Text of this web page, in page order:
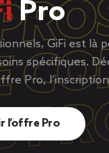
Pro
GiFi est là
spécifiques.
Pro,
l’offre Pro